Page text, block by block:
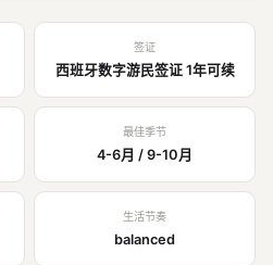
签证
西班牙数字游民签证 1年可续
最佳季节
4-6月 / 9-10月
生活节奏
balanced